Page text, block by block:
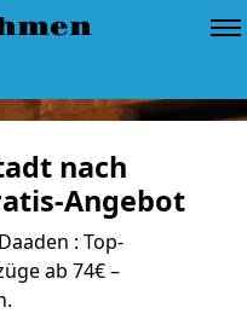
nach
Angebot
: Top-
ab 74€ –